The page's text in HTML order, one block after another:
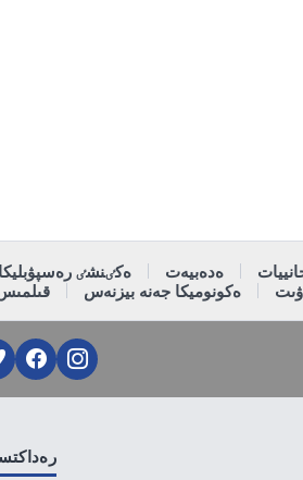
ەدەبيەت ەكٸنشٸ رەسپۋبليكا
ەكونوميكا جەنە بيزنەس